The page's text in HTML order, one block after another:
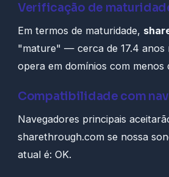
Verificação de
Em termos de maturidade,
"mature" — cerca de 17.4 anos
opera em domínios com menos
Compatibilidade com
Navegadores principais
sharethrough.com se nossa
atual é: OK.